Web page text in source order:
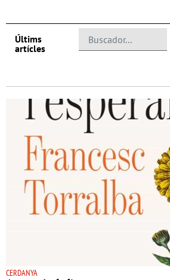
Últims
artícles
CERDANYA